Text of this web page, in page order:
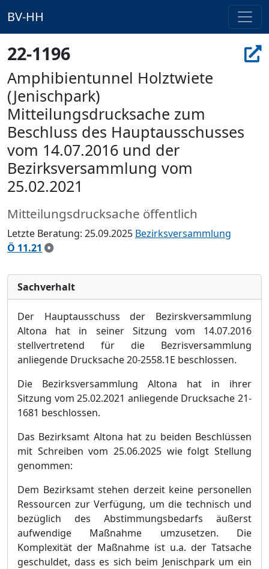
BV-HH
22-1196
Amphibientunnel Holztwiete
(Jenischpark)
Mitteilungsdrucksache zum
Beschluss des Hauptausschusses
vom 14.07.2016 und der
Bezirksversammlung vom
25.02.2021
Mitteilungsdrucksache öffentlich
Letzte Beratung: 25.09.2025 Bezirksversammlung
Ö 11.21
Sachverhalt
Der Hauptausschuss der Bezirskversammlung
Altona hat in seiner Sitzung vom 14.07.2016
stellvertretend für die Bezrisversammlung
anliegende Drucksache 20-2558.1E beschlossen.
Die Bezirksversammlung Altona hat in ihrer
Sitzung vom 25.02.2021 anliegende Drucksache 21-
1681 beschlossen.
Das Bezirksamt Altona hat zu beiden Beschlüssen
mit Schreiben vom 25.06.2025 wie folgt Stellung
genommen:
Dem Bezirksamt stehen derzeit keine personellen
Ressourcen zur Verfügung, um die technisch und
bezüglich des Abstimmungsbedarfs äußerst
aufwendige Maßnahme umzusetzen. Die
Komplexität der Maßnahme ist u.a. der Tatsache
geschuldet, dass es sich beim Jenischpark um ein